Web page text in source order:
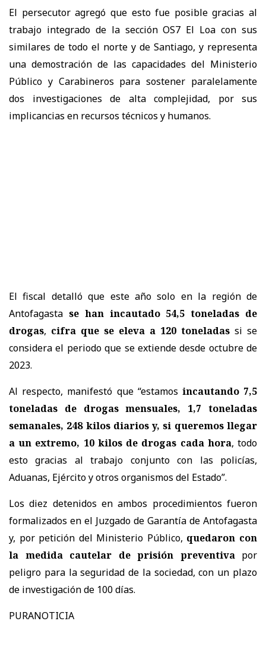
El persecutor agregó que esto fue posible gracias al
trabajo integrado de la sección OS7 El Loa con sus
similares de todo el norte y de Santiago, y representa
una demostración de las capacidades del Ministerio
Público y Carabineros para sostener paralelamente
dos investigaciones de alta complejidad, por sus
implicancias en recursos técnicos y humanos.
El fiscal detalló que este año solo en la región de
Antofagasta se han incautado 54,5 toneladas de
drogas, cifra que se eleva a 120 toneladas si se
considera el periodo que se extiende desde octubre de
2023.
Al respecto, manifestó que “estamos incautando 7,5
toneladas de drogas mensuales, 1,7 toneladas
semanales, 248 kilos diarios y, si queremos llegar
a un extremo, 10 kilos de drogas cada hora, todo
esto gracias al trabajo conjunto con las policías,
Aduanas, Ejército y otros organismos del Estado”.
Los diez detenidos en ambos procedimientos fueron
formalizados en el Juzgado de Garantía de Antofagasta
y, por petición del Ministerio Público, quedaron con
la medida cautelar de prisión preventivapor
peligro para la seguridad de la sociedad, con un plazo
de investigación de 100 días.
PURANOTICIA